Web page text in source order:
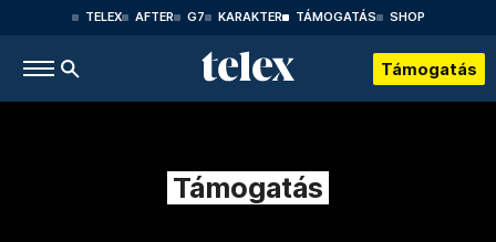
TELEX AFTER G7 KARAKTER TÁMOGATÁS SHOP
Támogatás
Támogatás